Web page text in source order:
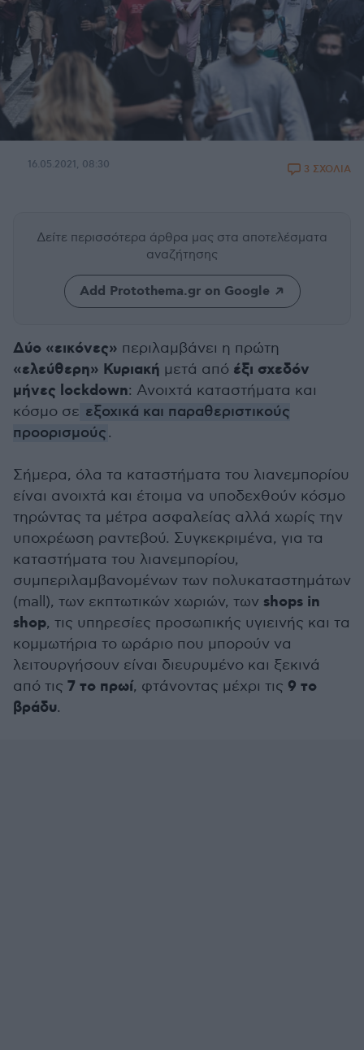
16.05.2021, 08:30 3 ΣΧΟΛΙΑ
Δείτε περισσότερα άρθρα μας στα αποτελέσματα
αναζήτησης
Add Protothema.gr on Google
Δύο «εικόνες» περιλαμβάνει η πρώτη
«ελεύθερη» Κυριακή μετά από έξι σχεδόν
μήνες lockdown: Ανοιχτά καταστήματα και
κόσμο σε εξοχικά και παραθεριστικούς
προορισμούς.
Σήμερα, όλα τα καταστήματα του λιανεμπορίου
είναι ανοιχτά και έτοιμα να υποδεχθούν κόσμο
τηρώντας τα μέτρα ασφαλείας αλλά χωρίς την
υποχρέωση ραντεβού. Συγκεκριμένα, για τα
καταστήματα του λιανεμπορίου,
συμπεριλαμβανομένων των πολυκαταστημάτων
(mall), των εκπτωτικών χωριών, των shops in
shop, τις υπηρεσίες προσωπικής υγιεινής και τα
κομμωτήρια το ωράριο που μπορούν να
λειτουργήσουν είναι διευρυμένο και ξεκινά
από τις 7 το πρωί, φτάνοντας μέχρι τις 9 το
βράδυ.